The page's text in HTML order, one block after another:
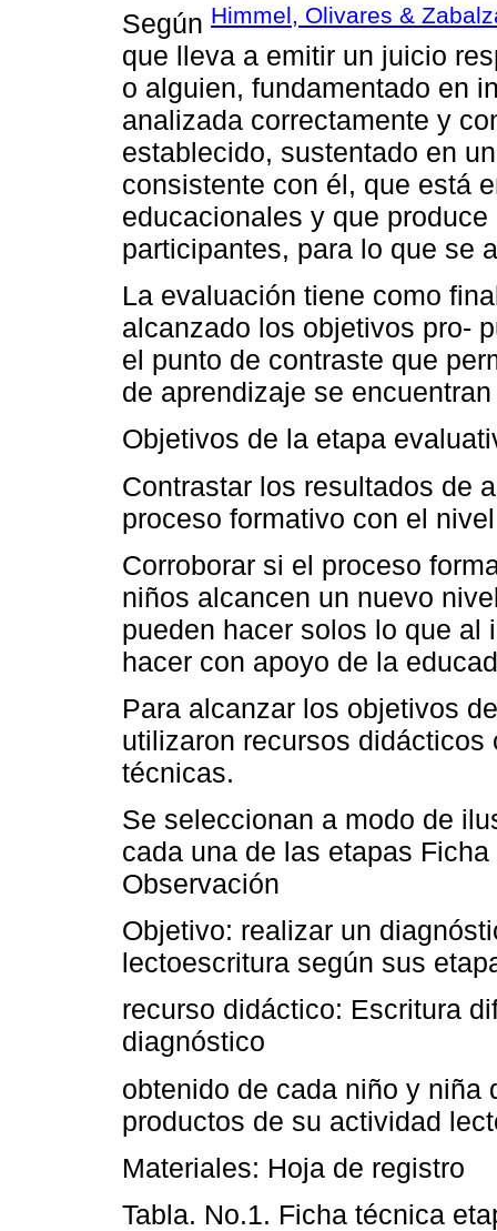
Según Himmel, Olivares &
que lleva a emitir un juicio
o alguien, fundamentado en
analizada correctamente y
establecido, sustentado en
consistente con él, que está
educacionales y que
participantes, para lo que se
La evaluación tiene como
alcanzado los objetivos pro-
el punto de contraste que
de aprendizaje se
Objetivos de la etapa
Contrastar los resultados de
proceso formativo con el
Corroborar si el proceso
niños alcancen un nuevo
pueden hacer solos lo que al
hacer con apoyo de la
Para alcanzar los objetivos
utilizaron recursos
técnicas.
Se seleccionan a modo de
cada una de las etapas
Observación
Objetivo: realizar un
lectoescritura según sus
recurso didáctico: Escritura
diagnóstico
obtenido de cada niño y niña
productos de su actividad
Materiales: Hoja de registro
Tabla. No.1. Ficha técnica